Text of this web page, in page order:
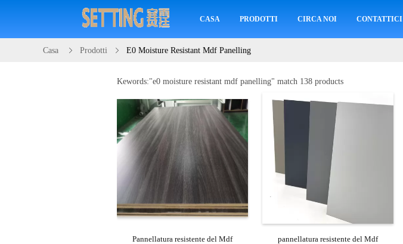
CASA PRODOTTI CIRCA NOI CONTATTICI
Casa Prodotti E0 Moisture Resistant Mdf Panelling
Kewords:"e0 moisture resistant mdf panelling" match 138 products
Pannellatura resistente del Mdf
pannellatura resistente del Mdf